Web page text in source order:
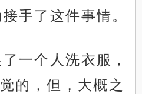
手了这件事情。
一个人洗衣服，
的，但，大概之